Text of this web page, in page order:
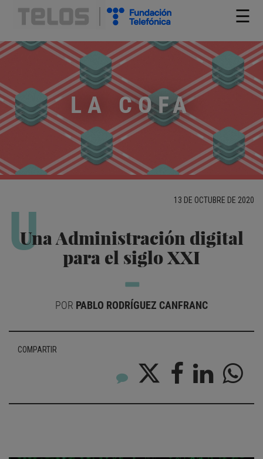
☰
LA COFA
13 DE OCTUBRE DE 2020
U
Una Administración digital
para el siglo XXI
POR PABLO RODRÍGUEZ CANFRANC
COMPARTIR